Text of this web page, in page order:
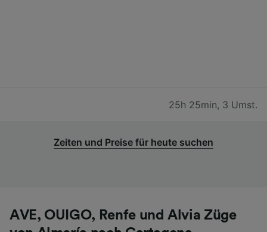
25h 25min, 3 Umst.
Zeiten und Preise für heute suchen
AVE, OUIGO, Renfe und Alvia Züge